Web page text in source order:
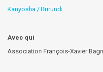
Kanyosha / Burundi
Avec qui
Association François-Xavier